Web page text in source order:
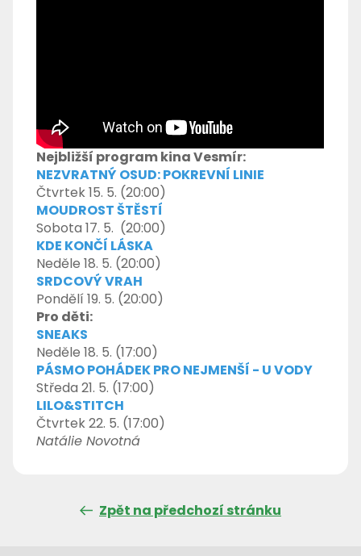
Nejbližší program kina Vesmír:
NEZVRATNÝ OSUD: POKREVNÍ LINIE
Čtvrtek 15. 5. (20:00)
MOUDROST ŠTĚSTÍ
Sobota 17. 5. (20:00)
KDE KONČÍ LÁSKA
Neděle 18. 5. (20:00)
SRDCOVÝ VRAH
Pondělí 19. 5. (20:00)
Pro děti:
SNEAKS
Neděle 18. 5. (17:00)
PÁSMO POHÁDEK PRO NEJMENŠÍ - U VODY
Středa 21. 5. (17:00)
LILO&STITCH
Čtvrtek 22. 5. (17:00)
Natálie Novotná
Zpět na předchozí stránku